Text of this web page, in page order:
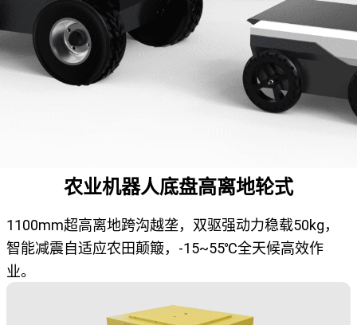
农业机器人底盘高离地轮式
1100mm超高离地跨沟越垄，双驱强动力稳载50kg，
智能减震自适应农田颠簸，-15~55℃全天候高效作
业。